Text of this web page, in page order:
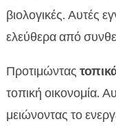
βιολογικές. Αυτές
ελεύθερα από
Προτιμώντας
τοπική οικονομία.
μειώνοντας το